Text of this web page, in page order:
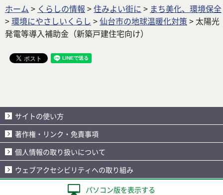
ホーム > くらしの情報 >住みよい街に > まち美化、環境保全
>環境にやさしいくらし >仙台市の地球温暖化対策 > 太陽光
発電等導入補助金（新築戸建住宅向け）
サイトの使い方
著作権・リンク・免責事項
個人情報の取り扱いについて
ウェブアクセシビリティへの取り組み
パソコン版を表示する